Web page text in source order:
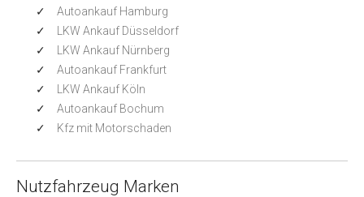
Autoankauf Hamburg
LKW Ankauf Düsseldorf
LKW Ankauf Nürnberg
Autoankauf Frankfurt
LKW Ankauf Köln
Autoankauf Bochum
Kfz mit Motorschaden
Nutzfahrzeug Marken